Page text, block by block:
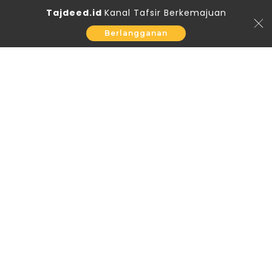
Tajdeed.id Kanal Tafsir Berkemajuan
Berlangganan